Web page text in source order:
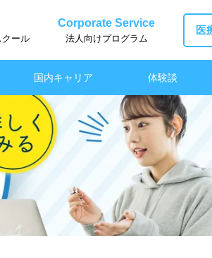
クール
Corporate Service
法人向けプログラム
医
国内キャリア 体験談